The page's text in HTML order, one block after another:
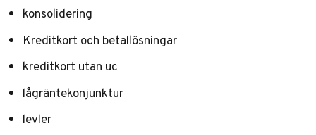
konsolidering
Kreditkort och betallösningar
kreditkort utan uc
lågräntekonjunktur
levler